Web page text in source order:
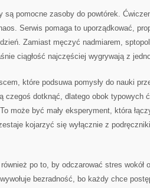
są pomocne zasoby do powtórek.
Serwis pomaga to uporządkować,
Zamiast męczyć nadmiarem,
ciągłość najczęściej wygrywają z
które podsuwa pomysły do nauki
czegoś dotknąć, dlatego obok typowych
może być mały eksperyment, która
kojarzyć się wyłącznie z
po to, by odczarować stres wokół
bezradność, bo każdy chce